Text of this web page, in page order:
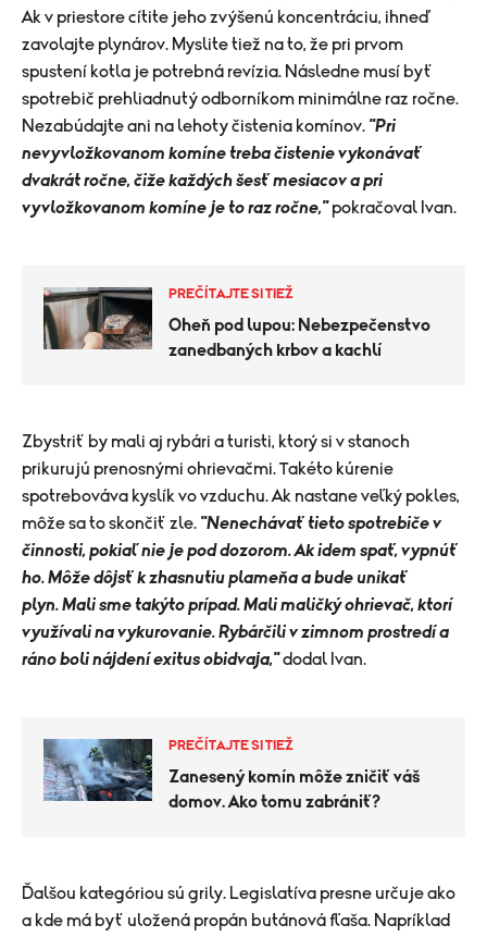
Ak v priestore cítite jeho zvýšenú koncentráciu, ihneď
zavolajte plynárov. Myslite tiež na to, že pri prvom
spustení kotla je potrebná revízia. Následne musí byť
spotrebič prehliadnutý odborníkom minimálne raz ročne.
Nezabúdajte ani na lehoty čistenia komínov. "Pri
nevyvložkovanom komíne treba čistenie vykonávať
dvakrát ročne, čiže každých šesť mesiacov a pri
vyvložkovanom komíne je to raz ročne,"pokračoval Ivan.
PREČÍTAJTE SI TIEŽ
Oheň pod lupou: Nebezpečenstvo
zanedbaných krbov a kachlí
​Zbystriť by mali aj rybári a turisti, ktorý si v stanoch
prikurujú prenosnými ohrievačmi. Takéto kúrenie
spotrebováva kyslík vo vzduchu. Ak nastane veľký pokles,
môže sa to skončiť zle. "Nenechávať tieto spotrebiče v
činnosti, pokiaľ nie je pod dozorom. Ak idem spať, vypnúť
ho. Môže dôjsť k zhasnutiu plameňa a bude unikať
plyn. Mali sme takýto prípad. Mali maličký ohrievač, ktorí
využívali na vykurovanie. Rybárčili v zimnom prostredí a
ráno boli nájdení exitus obidvaja,"dodal Ivan.
PREČÍTAJTE SI TIEŽ
Zanesený komín môže zničiť váš
domov. Ako tomu zabrániť?
​Ďalšou kategóriou sú grily. Legislatíva presne určuje ako
a kde má byť uložená propán butánová fľaša. Napríklad